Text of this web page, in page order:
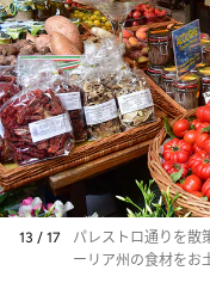
13 / 17
パレストロ通りを散
ーリア州の食材をお